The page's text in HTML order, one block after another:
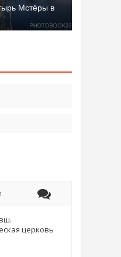
Мстёры в
церковь